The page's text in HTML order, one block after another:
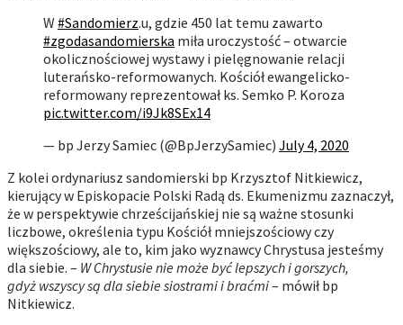
W #Sandomierz.u, gdzie 450 lat temu zawarto
#zgodasandomierska miła uroczystość – otwarcie
okolicznościowej wystawy i pielęgnowanie relacji
luterańsko-reformowanych. Kościół ewangelicko-
reformowany reprezentował ks. Semko P. Koroza
pic.twitter.com/i9Jk8SEx14
— bp Jerzy Samiec (@BpJerzySamiec) July 4, 2020
Z kolei ordynariusz sandomierski bp Krzysztof Nitkiewicz,
kierujący w Episkopacie Polski Radą ds. Ekumenizmu zaznaczył,
że w perspektywie chrześcijańskiej nie są ważne stosunki
liczbowe, określenia typu Kościół mniejszościowy czy
większościowy, ale to, kim jako wyznawcy Chrystusa jesteśmy
dla siebie. – W Chrystusie nie może być lepszych i gorszych,
gdyż wszyscy są dla siebie siostrami i braćmi– mówił bp
Nitkiewicz.